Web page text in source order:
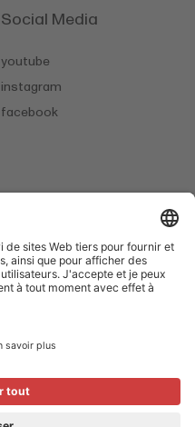
Social Media
youtube
instagram
facebook